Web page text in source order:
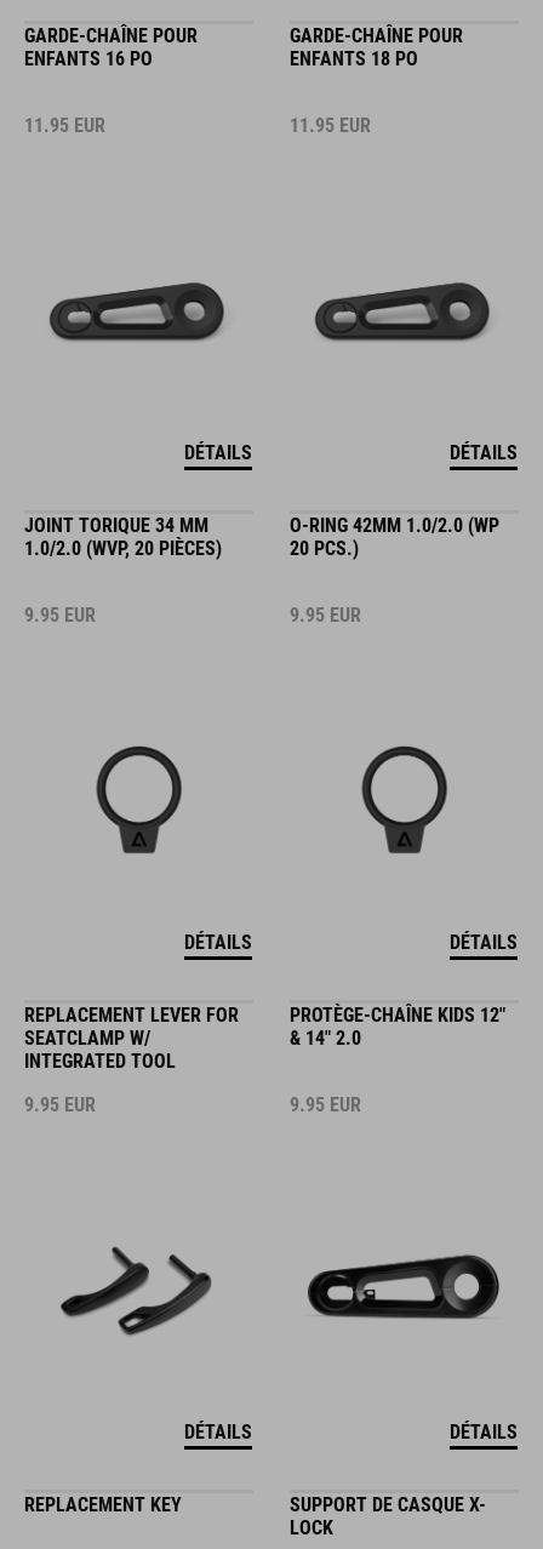
GARDE-CHAÎNE POUR
ENFANTS 16 PO
11.95 EUR
DÉTAILS
GARDE-CHAÎNE POUR
ENFANTS 18 PO
11.95 EUR
DÉTAILS
JOINT TORIQUE 34 MM
1.0/2.0 (WVP, 20 PIÈCES)
9.95 EUR
DÉTAILS
O-RING 42MM 1.0/2.0 (WP
20 PCS.)
9.95 EUR
DÉTAILS
REPLACEMENT LEVER FOR
SEATCLAMP W/
INTEGRATED TOOL
9.95 EUR
DÉTAILS
PROTÈGE-CHAÎNE KIDS 12"
& 14" 2.0
9.95 EUR
DÉTAILS
REPLACEMENT KEY
SUPPORT DE CASQUE X-
LOCK